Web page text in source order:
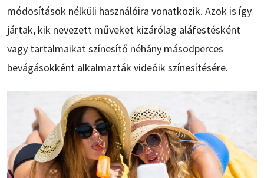
módosítások nélküli használóira vonatkozik. Azok is így
jártak, kik nevezett műveket kizárólag aláfestésként
vagy tartalmaikat színesítő néhány másodperces
bevágásokként alkalmazták videóik színesítésére.